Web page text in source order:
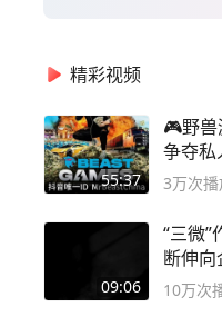
精彩视频
55:37
🎮野
争夺私
3万次
09:06
“三微
断伸向
10万次